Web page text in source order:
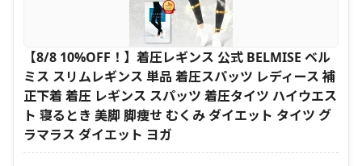
【8/8 10%OFF！】着圧レギンス 公式 BELMISE ベル
ミス スリムレギンス 単品 着圧スパッツ レディース 補
正下着 着圧 レギンス スパッツ 着圧タイツ ハイウエス
ト 寝るとき 美脚 脚痩せ むくみ ダイエット タイツ グ
ラマラス ダイエット ヨガ